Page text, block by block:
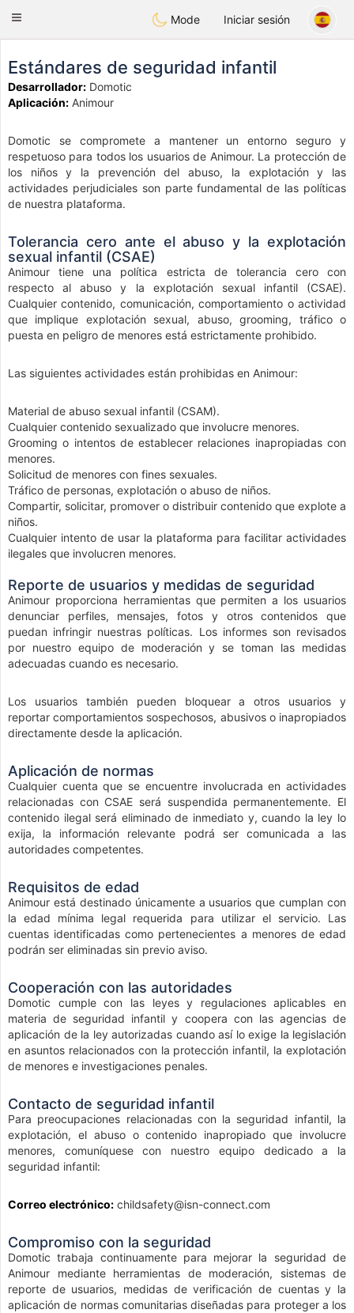
Animour
Toggle
Mode Iniciar sesión
Estándares de seguridad infantil
Desarrollador: Domotic
Aplicación: Animour
Domotic se compromete a mantener un entorno seguro y
respetuoso para todos los usuarios de Animour. La protección de
los niños y la prevención del abuso, la explotación y las
actividades perjudiciales son parte fundamental de las políticas
de nuestra plataforma.
Tolerancia cero ante el abuso y la explotación
sexual infantil (CSAE)
Animour tiene una política estricta de tolerancia cero con
respecto al abuso y la explotación sexual infantil (CSAE).
Cualquier contenido, comunicación, comportamiento o actividad
que implique explotación sexual, abuso, grooming, tráfico o
puesta en peligro de menores está estrictamente prohibido.
Las siguientes actividades están prohibidas en Animour:
Material de abuso sexual infantil (CSAM).
Cualquier contenido sexualizado que involucre menores.
Grooming o intentos de establecer relaciones inapropiadas con
menores.
Solicitud de menores con fines sexuales.
Tráfico de personas, explotación o abuso de niños.
Compartir, solicitar, promover o distribuir contenido que explote a
niños.
Cualquier intento de usar la plataforma para facilitar actividades
ilegales que involucren menores.
Reporte de usuarios y medidas de seguridad
Animour proporciona herramientas que permiten a los usuarios
denunciar perfiles, mensajes, fotos y otros contenidos que
puedan infringir nuestras políticas. Los informes son revisados
por nuestro equipo de moderación y se toman las medidas
adecuadas cuando es necesario.
Los usuarios también pueden bloquear a otros usuarios y
reportar comportamientos sospechosos, abusivos o inapropiados
directamente desde la aplicación.
Aplicación de normas
Cualquier cuenta que se encuentre involucrada en actividades
relacionadas con CSAE será suspendida permanentemente. El
contenido ilegal será eliminado de inmediato y, cuando la ley lo
exija, la información relevante podrá ser comunicada a las
autoridades competentes.
Requisitos de edad
Animour está destinado únicamente a usuarios que cumplan con
la edad mínima legal requerida para utilizar el servicio. Las
cuentas identificadas como pertenecientes a menores de edad
podrán ser eliminadas sin previo aviso.
Cooperación con las autoridades
Domotic cumple con las leyes y regulaciones aplicables en
materia de seguridad infantil y coopera con las agencias de
aplicación de la ley autorizadas cuando así lo exige la legislación
en asuntos relacionados con la protección infantil, la explotación
de menores e investigaciones penales.
Contacto de seguridad infantil
Para preocupaciones relacionadas con la seguridad infantil, la
explotación, el abuso o contenido inapropiado que involucre
menores, comuníquese con nuestro equipo dedicado a la
seguridad infantil:
Correo electrónico: childsafety@isn-connect.com
Compromiso con la seguridad
Domotic trabaja continuamente para mejorar la seguridad de
Animour mediante herramientas de moderación, sistemas de
reporte de usuarios, medidas de verificación de cuentas y la
aplicación de normas comunitarias diseñadas para proteger a los